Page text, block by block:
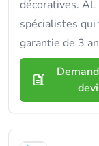
décoratives.
spécialistes
garantie de 3